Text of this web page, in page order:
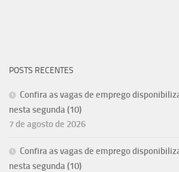
POSTS RECENTES
Confira as vagas de emprego
nesta segunda (10)
7 de agosto de 2026
Confira as vagas de emprego
nesta segunda (10)